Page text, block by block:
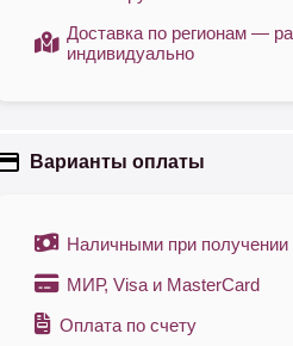
Доставка по регионам —
индивидуально
Варианты оплаты
Наличными при получении
МИР, Visa и MasterCard
Оплата по счету